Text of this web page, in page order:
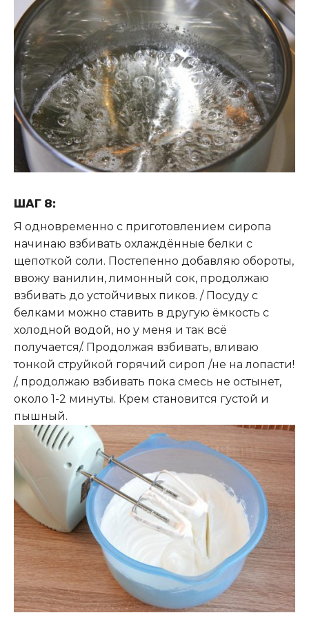
ШАГ 8:
Я одновременно с приготовлением сиропа
начинаю взбивать охлаждённые белки с
щепоткой соли. Постепенно добавляю обороты,
ввожу ванилин, лимонный сок, продолжаю
взбивать до устойчивых пиков. / Посуду с
белками можно ставить в другую ёмкость с
холодной водой, но у меня и так всё
получается/. Продолжая взбивать, вливаю
тонкой струйкой горячий сироп /не на лопасти!
/, продолжаю взбивать пока смесь не остынет,
около 1-2 минуты. Крем становится густой и
пышный.